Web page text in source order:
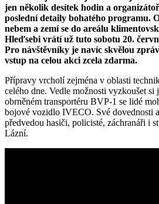
jen několik desítek hodin a
poslední detaily bohatého programu.
nebem a zemí se do areálu
Hleďsebi vrátí už tuto sobotu 20.
Pro návštěvníky je navíc skvělou
vstup na celou akci zcela zdarma.
Přípravy vrcholí zejména v oblasti
celého dne. Vedle možnosti vyzkoušet si
obrněném transportéru BVP-1 se lidé
bojové vozidlo IVECO. Své dovednosti
předvedou hasiči, policisté, záchranáři i
Lázní.